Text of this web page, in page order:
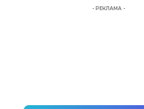
- РЕКЛАМА -